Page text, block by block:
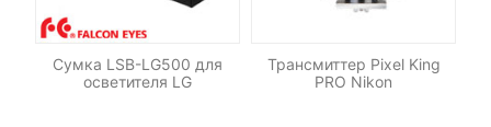
Сумка LSB-LG500 для
осветителя LG
Трансмиттер Pixel King
PRO Nikon